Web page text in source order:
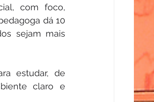
com foco,
dá 10
sejam mais
estudar, de
claro e